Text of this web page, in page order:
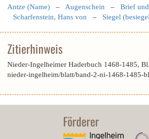
Antze (Name) – Augenschein – Brief
Scharfenstein, Hans von – Siegel
Zitierhinweis
Nieder-Ingelheimer Haderbuch 1468-1485,
nieder-ingelheim/blatt/band-2-ni-1468-1485-
Förderer